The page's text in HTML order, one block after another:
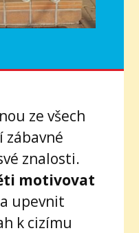
ze všech
znalosti.
motivovat
upevnit
k cizímu